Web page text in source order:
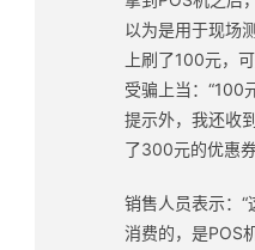
以为是用于现场
上刷了100元，
受骗上当：“100
提示外，我还收
了300元的优惠
销售人员表示：
消费的，是POS